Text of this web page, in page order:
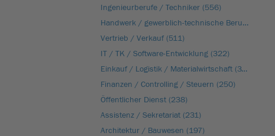
Ingenieurberufe / Techniker (556)
Handwerk / gewerblich-technische Berufe (551)
Vertrieb / Verkauf (511)
IT / TK / Software-Entwicklung (322)
Einkauf / Logistik / Materialwirtschaft (312)
Finanzen / Controlling / Steuern (250)
Öffentlicher Dienst (238)
Assistenz / Sekretariat (231)
Architektur / Bauwesen (197)